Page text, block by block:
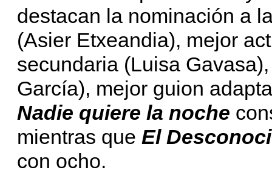
destacan la nominación a
(Asier Etxeandia), mejor
secundaria (Luisa
García), mejor guion
Nadie quiere la noche
mientras que El
con ocho.